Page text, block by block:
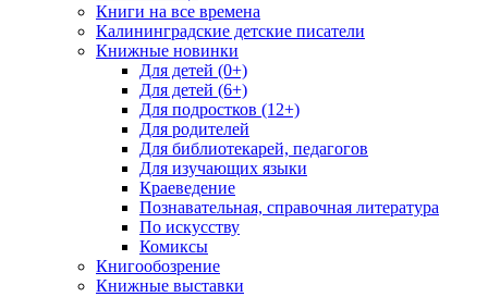
Книги на все времена
Калининградские детские писатели
Книжные новинки
Для детей (0+)
Для детей (6+)
Для подростков (12+)
Для родителей
Для библиотекарей, педагогов
Для изучающих языки
Краеведение
Познавательная, справочная литература
По искусству
Комиксы
Книгообозрение
Книжные выставки